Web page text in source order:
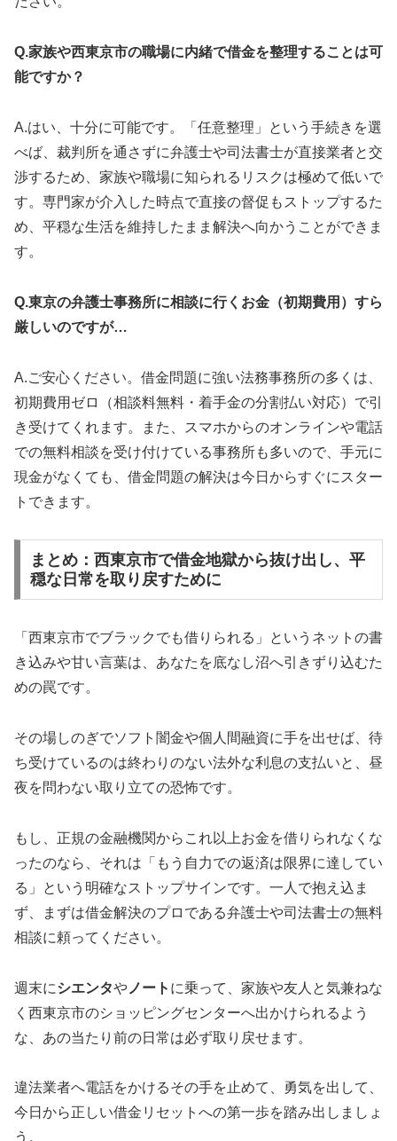
Q.家族や西東京市の職場に内緒で借金を整理することは可
能ですか？
A.はい、十分に可能です。「任意整理」という手続きを選
べば、裁判所を通さずに弁護士や司法書士が直接業者と交
渉するため、家族や職場に知られるリスクは極めて低いで
す。専門家が介入した時点で直接の督促もストップするた
め、平穏な生活を維持したまま解決へ向かうことができま
す。
Q.東京の弁護士事務所に相談に行くお金（初期費用）すら
厳しいのですが…
A.ご安心ください。借金問題に強い法務事務所の多くは、
初期費用ゼロ（相談料無料・着手金の分割払い対応）で引
き受けてくれます。また、スマホからのオンラインや電話
での無料相談を受け付けている事務所も多いので、手元に
現金がなくても、借金問題の解決は今日からすぐにスター
トできます。
まとめ：西東京市で借金地獄から抜け出し、平
穏な日常を取り戻すために
「西東京市でブラックでも借りられる」というネットの書
き込みや甘い言葉は、あなたを底なし沼へ引きずり込むた
めの罠です。
その場しのぎでソフト闇金や個人間融資に手を出せば、待
ち受けているのは終わりのない法外な利息の支払いと、昼
夜を問わない取り立ての恐怖です。
もし、正規の金融機関からこれ以上お金を借りられなくな
ったのなら、それは「もう自力での返済は限界に達してい
る」という明確なストップサインです。一人で抱え込ま
ず、まずは借金解決のプロである弁護士や司法書士の無料
相談に頼ってください。
週末にシエンタや ノート に乗って、家族や友人と気兼ねな
く西東京市のショッピングセンターへ出かけられるよう
な、あの当たり前の日常は必ず取り戻せます。
違法業者へ電話をかけるその手を止めて、勇気を出して、
今日から正しい借金リセットへの第一歩を踏み出しましょ
う。